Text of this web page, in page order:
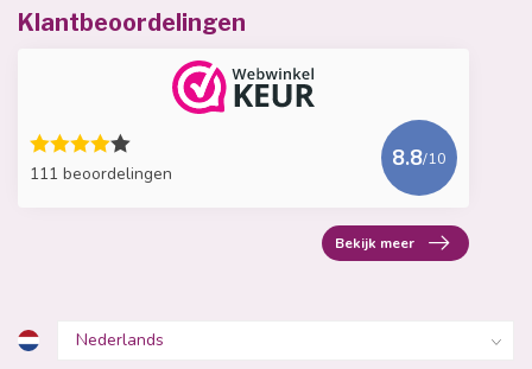
Klantbeoordelingen
111 beoordelingen
8.8/10
Bekijk meer